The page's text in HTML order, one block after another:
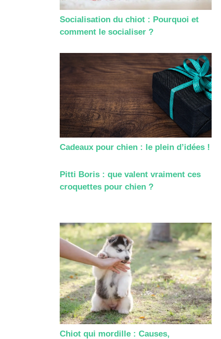
Socialisation du chiot : Pourquoi et
comment le socialiser ?
Cadeaux pour chien : le plein d’idées !
Pitti Boris : que valent vraiment ces
croquettes pour chien ?
Chiot qui mordille : Causes,